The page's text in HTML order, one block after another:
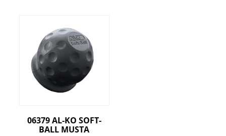
06379 AL-KO SOFT-
BALL MUSTA